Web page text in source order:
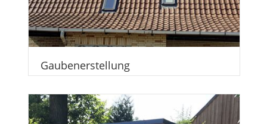
Gaubenerstellung